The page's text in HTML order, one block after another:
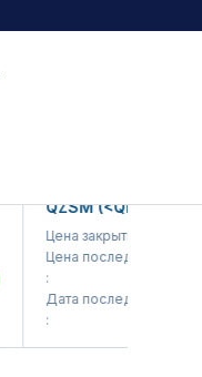
QZSM
Цена закрытия :
Цена последний сделки
Дата последней сделки